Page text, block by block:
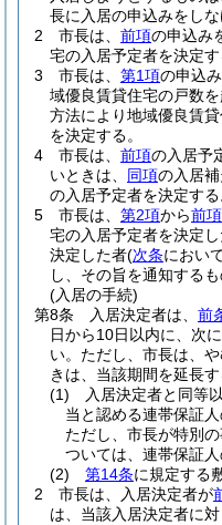
長に入居の申込みをしな
2
市長は、 前項の申込み
宅の入居予定者を決定す
3
市長は、 第1項の申込
域優良賃貸住宅の戸数
方法により地域優良賃
を決定する。
4
市長は、 前項の入居予
いときは、 同項の入居
の入居予定者を決定する
5
市長は、 第2項から前項
宅の入居予定者を決定
決定した者(次条におい
し、その旨を通知するも
(入居の手続)
第8条
入居決定者は、 前
日から10日以内に、次
い。 ただし、市長は、
きは、当該期間を延長す
(1)
入居決定者と同等
当と認める連帯保証
ただし、市長が特別
ついては、連帯保証
(2)
第14条に規定する
2
市長は、入居決定者が
は、当該入居決定者に